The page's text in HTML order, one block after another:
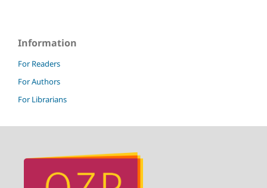
Information
For Readers
For Authors
For Librarians